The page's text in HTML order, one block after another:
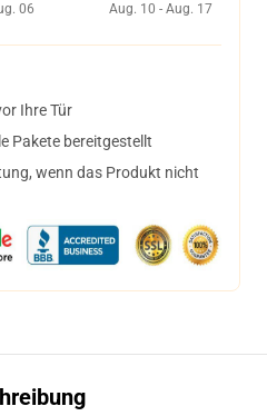
06
Aug. 10 - Aug. 17
Ihre Tür
Pakete bereitgestellt
wenn das Produkt nicht